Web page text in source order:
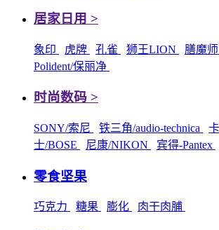
居家日用 >
象印 虎牌 孔雀 狮王LION 膳魔师
Polident/保丽净
时尚数码 >
SONY/索尼 铁三角/audio-technica
士/BOSE
尼康/NIKON 宾得-Pantex
零食坚果
巧克力 糖果 膨化 肉干肉脯